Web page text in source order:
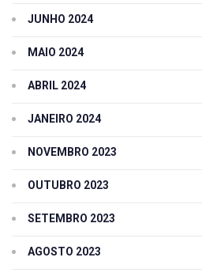
JUNHO 2024
MAIO 2024
ABRIL 2024
JANEIRO 2024
NOVEMBRO 2023
OUTUBRO 2023
SETEMBRO 2023
AGOSTO 2023